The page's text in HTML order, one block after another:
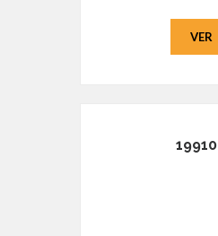
VER
19910